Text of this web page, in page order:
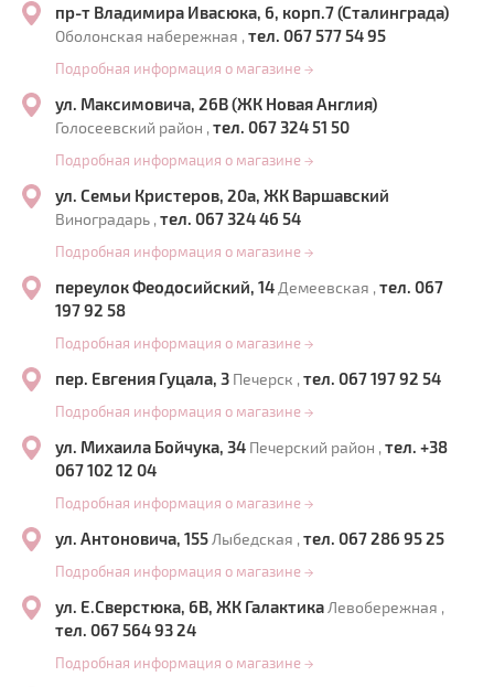
пр-т Владимира Ивасюка, 6, корп.7 (Сталинграда)
Оболонская набережная , тел. 067 577 54 95
Подробная информация о магазине →
ул. Максимовича, 26В (ЖК Новая Англия)
Голосеевский район , тел. 067 324 51 50
Подробная информация о магазине →
ул. Семьи Кристеров, 20а, ЖК Варшавский
Виноградарь , тел. 067 324 46 54
Подробная информация о магазине →
переулок Феодосийский, 14 Демеевская , тел. 067
197 92 58
Подробная информация о магазине →
пер. Евгения Гуцала, 3 Печерск , тел. 067 197 92 54
Подробная информация о магазине →
ул. Михаила Бойчука, 34 Печерский район , тел. +38
067 102 12 04
Подробная информация о магазине →
ул. Антоновича, 155Лыбедская , тел. 067 286 95 25
Подробная информация о магазине →
ул. Е.Сверстюка, 6В, ЖК ГалактикаЛевобережная ,
тел. 067 564 93 24
Подробная информация о магазине →